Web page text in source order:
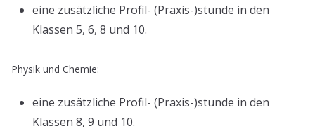
eine zusätzliche Profil- (Praxis-)stunde in den
Klassen 5, 6, 8 und 10.
Physik und Chemie:
eine zusätzliche Profil- (Praxis-)stunde in den
Klassen 8, 9 und 10.